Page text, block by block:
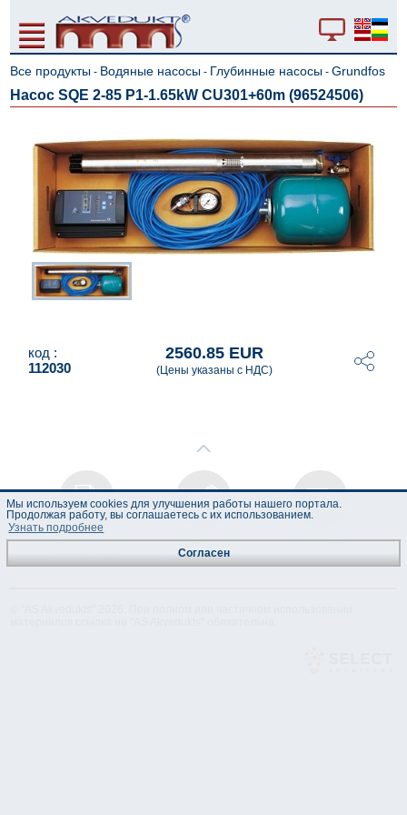
Все продукты - Водяные насосы - Глубинные насосы -Grundfos
Насос SQE 2-85 P1-1.65kW CU301+60m (96524506)
код :
112030
2560.85 EUR
(Цены указаны с НДС)
Инструкция по
Техническая
спецификация
Лист данных
Мы используем cookies для улучшения работы нашего портала.
Продолжая работу, вы соглашаетесь с их использованием.
Узнать подробнее
Согласен